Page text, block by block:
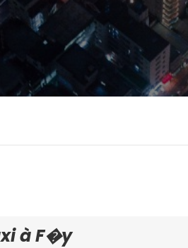
à F�y